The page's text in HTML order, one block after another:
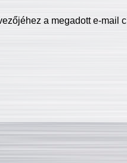
a megadott e-mail